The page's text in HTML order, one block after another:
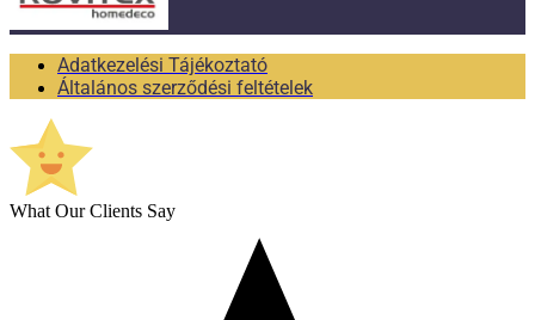
Adatkezelési Tájékoztató
Általános szerződési feltételek
What Our Clients Say